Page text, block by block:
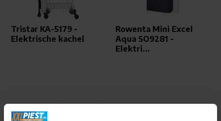
Tristar KA-5179 -
Elektrische kachel
Informeer naar de
Rowenta Mini Excel
Aqua SO9281 -
Elektri...